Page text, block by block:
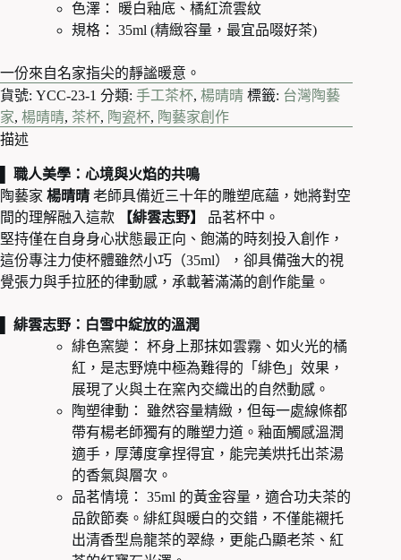
色澤： 暖白釉底、橘紅流雲紋
規格： 35ml (精緻容量，最宜品啜好茶)
一份來自名家指尖的靜謐暖意。
貨號: YCC-23-1 分類: 手工茶杯, 楊晴晴 標籤: 台灣陶藝
家, 楊晴晴, 茶杯, 陶瓷杯, 陶藝家創作
描述
▌ 職人美學：心境與火焰的共鳴
陶藝家 楊晴晴 老師具備近三十年的雕塑底蘊，她將對空
間的理解融入這款
【緋雲志野】
品茗杯中。
堅持僅在自身身心狀態最正向、飽滿的時刻投入創作，
這份專注力使杯體雖然小巧（35ml），卻具備強大的視
覺張力與手拉胚的律動感，承載著滿滿的創作能量。
▌ 緋雲志野：白雪中綻放的溫潤
緋色窯變： 杯身上那抹如雲霧、如火光的橘
紅，是志野燒中極為難得的「緋色」效果，
展現了火與土在窯內交織出的自然動感。
陶塑律動： 雖然容量精緻，但每一處線條都
帶有楊老師獨有的雕塑力道。釉面觸感溫潤
適手，厚薄度拿捏得宜，能完美烘托出茶湯
的香氣與層次。
品茗情境： 35ml 的黃金容量，適合功夫茶的
品飲節奏。緋紅與暖白的交錯，不僅能襯托
出清香型烏龍茶的翠綠，更能凸顯老茶、紅